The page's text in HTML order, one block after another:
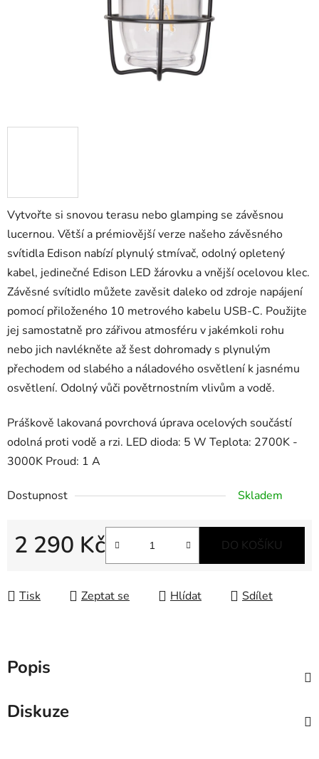
Vytvořte si snovou terasu nebo glamping se závěsnou
lucernou. Větší a prémiovější verze našeho závěsného
svítidla Edison nabízí plynulý stmívač, odolný opletený
kabel, jedinečné Edison LED žárovku a vnější ocelovou klec.
Závěsné svítidlo můžete zavěsit daleko od zdroje napájení
pomocí přiloženého 10 metrového kabelu USB-C. Použijte
jej samostatně pro zářivou atmosféru v jakémkoli rohu
nebo jich navlékněte až šest dohromady s plynulým
přechodem od slabého a náladového osvětlení k jasnému
osvětlení. Odolný vůči povětrnostním vlivům a vodě.
Práškově lakovaná povrchová úprava ocelových součástí
odolná proti vodě a rzi. LED dioda: 5 W Teplota: 2700K -
3000K Proud: 1 A
Dostupnost Skladem
2 290 Kč DO KOŠÍKU
Tisk Zeptat se Hlídat Sdílet
Popis
Diskuze